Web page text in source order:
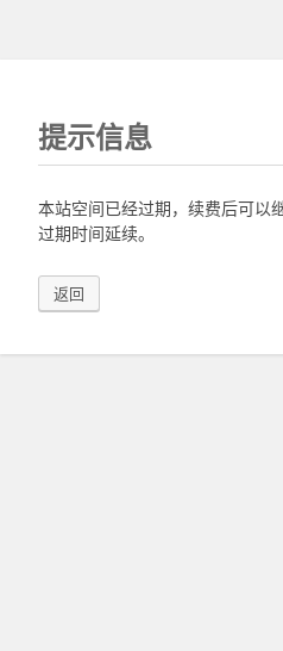
提示信息
本站空间已经过期，续费后可以
过期时间延续。
返回